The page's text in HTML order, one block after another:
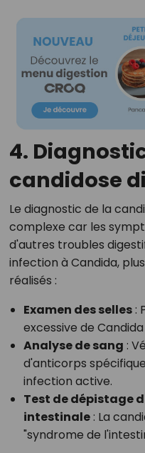
4.
candidose
Le diagnostic de la
complexe car les
d'autres troubles
infection à Candida,
réalisés :
Examen des selles:
excessive de
Analyse de sang :
d'anticorps
infection active.
Test de dépistage
intestinale: La
"syndrome de